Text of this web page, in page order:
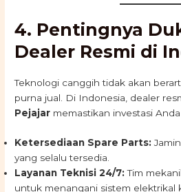
4. Pentingnya
Dealer Resmi di
Teknologi canggih tidak akan
purna jual. Di Indonesia, dealer
Pejajar memastikan investasi
Ketersediaan Spare Parts:
yang selalu tersedia.
Layanan Teknisi 24/7:Tim
untuk menangani sistem elektrikal